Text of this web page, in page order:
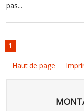
pas...
1
Haut de page